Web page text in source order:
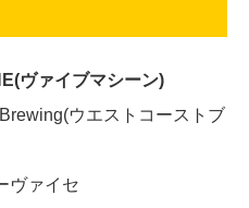
ヴァイブマシーン)
ウエストコーストブ
ヴァイセ